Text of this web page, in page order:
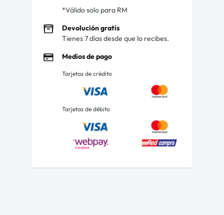
*Válido solo para RM
Devolución gratis
Tienes 7 días desde que lo recibes.
Medios de pago
Tarjetas de crédito
Tarjetas de débito